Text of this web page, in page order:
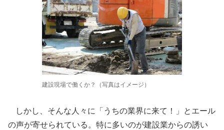
建設現場で働くか？（写真はイメージ）
しかし、そんな人々に「うちの業界に来て！」とエール
の声が寄せられている。特に多いのが建設業からの誘い